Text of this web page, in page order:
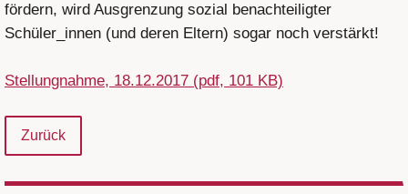
fördern, wird Ausgrenzung sozial benachteiligter
Schüler_innen (und deren Eltern) sogar noch verstärkt!
Stellungnahme, 18.12.2017 (pdf, 101 KB)
Zurück